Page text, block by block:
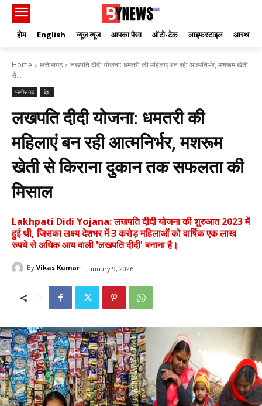
होम English न्यूज़ व्यूज आपका पैसा ऑटो-टेक लाइफस्टाइल आस्था
Home छत्तीसगढ़
लखपति दीदी योजना: धमतरी की महिलाएं बन रही आत्मनिर्भर, मशरूम खेती
से...
छत्तीसगढ़ देश
लखपति दीदी योजना: धमतरी की
महिलाएं बन रही आत्मनिर्भर, मशरूम
खेती से किराना दुकान तक सफलता की
मिसाल
Lakhpati Didi Yojana: लखपति दीदी योजना की शुरुआत 2023 में
हुई थी, जिसका लक्ष्य देशभर में 3 करोड़ महिलाओं को वार्षिक एक लाख
रुपये से अधिक आय वाली 'लखपति दीदी' बनाना है।
By Vikas Kumar January 9, 2026